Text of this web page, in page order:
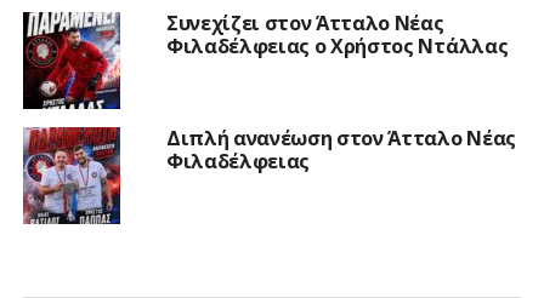
Συνεχίζει στον Άτταλο Νέας
Φιλαδέλφειας ο Χρήστος Ντάλλας
Διπλή ανανέωση στον Άτταλο Νέας
Φιλαδέλφειας